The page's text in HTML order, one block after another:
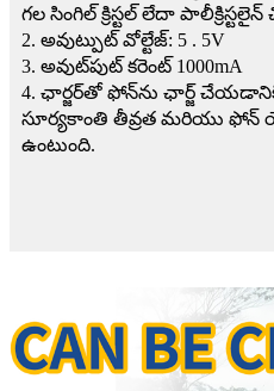
గల సింగిల్ క్రిస్టల్ లేదా
2. అవుట్పుట్ వోల్టేజ్: 5 . 5V
3. అవుట్‌పుట్ కరెంట్ 1000mA
4. ఛార్జర్‌తో ఫోన్‌ను ఛార్జ్
సూర్యకాంతి తీవ్రత మరియు ఫోన్
ఉంటుంది.